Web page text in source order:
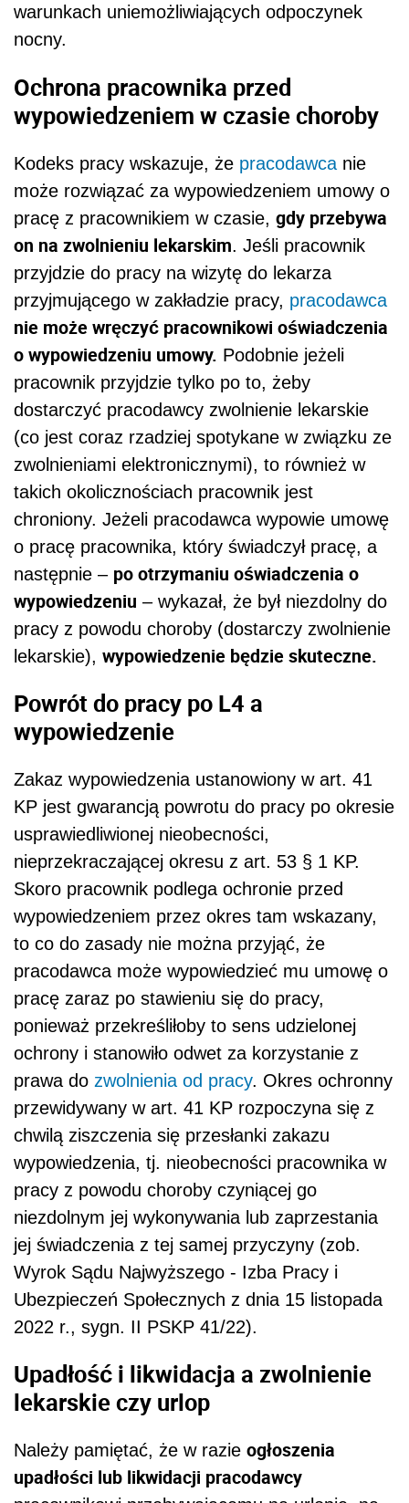
warunkach uniemożliwiających odpoczynek
nocny.
Ochrona pracownika przed
wypowiedzeniem w czasie choroby
Kodeks pracy wskazuje, że pracodawca nie
może rozwiązać za wypowiedzeniem umowy o
pracę z pracownikiem w czasie, gdy przebywa
on na zwolnieniu lekarskim. Jeśli pracownik
przyjdzie do pracy na wizytę do lekarza
przyjmującego w zakładzie pracy, pracodawca
nie może wręczyć pracownikowi oświadczenia
o wypowiedzeniu umowy. Podobnie jeżeli
pracownik przyjdzie tylko po to, żeby
dostarczyć pracodawcy zwolnienie lekarskie
(co jest coraz rzadziej spotykane w związku ze
zwolnieniami elektronicznymi), to również w
takich okolicznościach pracownik jest
chroniony. Jeżeli pracodawca wypowie umowę
o pracę pracownika, który świadczył pracę, a
następnie – po otrzymaniu oświadczenia o
wypowiedzeniu – wykazał, że był niezdolny do
pracy z powodu choroby (dostarczy zwolnienie
lekarskie), wypowiedzenie będzie skuteczne.
Powrót do pracy po L4 a
wypowiedzenie
Zakaz wypowiedzenia ustanowiony w art. 41
KP jest gwarancją powrotu do pracy po okresie
usprawiedliwionej nieobecności,
nieprzekraczającej okresu z art. 53 § 1 KP.
Skoro pracownik podlega ochronie przed
wypowiedzeniem przez okres tam wskazany,
to co do zasady nie można przyjąć, że
pracodawca może wypowiedzieć mu umowę o
pracę zaraz po stawieniu się do pracy,
ponieważ przekreśliłoby to sens udzielonej
ochrony i stanowiło odwet za korzystanie z
prawa do zwolnienia od pracy. Okres ochronny
przewidywany w art. 41 KP rozpoczyna się z
chwilą ziszczenia się przesłanki zakazu
wypowiedzenia, tj. nieobecności pracownika w
pracy z powodu choroby czyniącej go
niezdolnym jej wykonywania lub zaprzestania
jej świadczenia z tej samej przyczyny (zob.
Wyrok Sądu Najwyższego - Izba Pracy i
Ubezpieczeń Społecznych z dnia 15 listopada
2022 r., sygn. II PSKP 41/22).
Upadłość i likwidacja a zwolnienie
lekarskie czy urlop
Należy pamiętać, że w razie ogłoszenia
upadłości lub likwidacji pracodawcy